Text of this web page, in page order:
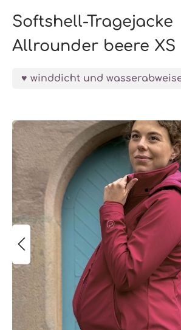
Softshell-Tragejacke
Allrounder beere XS
winddicht und
Bildergalerie überspringen